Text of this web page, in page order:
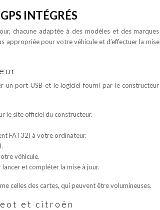
INTÉGRÉS
chacune adaptée à des modèles et des marques
appropriée pour votre véhicule et d’effectuer la mise
un port USB et le logiciel fourni par le constructeur
le site officiel du constructeur.
FAT32) à votre ordinateur.
véhicule.
et compléter la mise à jour.
celles des cartes, qui peuvent être volumineuses.
et citroën